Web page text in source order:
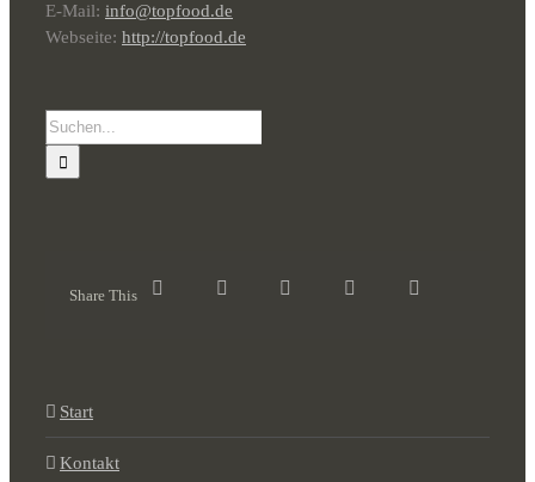
E-Mail: info@topfood.de
Webseite: http://topfood.de
Suche
nach:
Share This
Start
Kontakt